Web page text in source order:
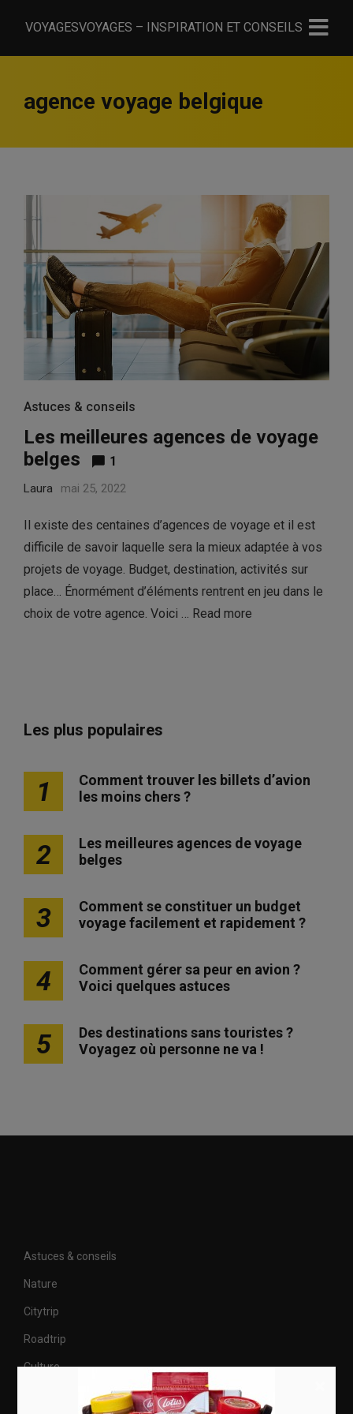
VOYAGESVOYAGES – INSPIRATION ET CONSEILS
agence voyage belgique
Astuces & conseils
Les meilleures agences de voyage
belges
1
Laura mai 25, 2022
Il existe des centaines d’agences de voyage et il est
difficile de savoir laquelle sera la mieux adaptée à vos
projets de voyage. Budget, destination, activités sur
place… Énormément d’éléments rentrent en jeu dans le
choix de votre agence. Voici … Read more
Les plus populaires
1
Comment trouver les billets d’avion
les moins chers ?
2
Les meilleures agences de voyage
belges
3
Comment se constituer un budget
voyage facilement et rapidement ?
4
Comment gérer sa peur en avion ?
Voici quelques astuces
5
Des destinations sans touristes ?
Voyagez où personne ne va !
Astuces & conseils
Nature
Citytrip
Roadtrip
Culture